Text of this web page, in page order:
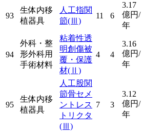
93
生体内移
植器具
人工指関
節(Ⅲ)
11 6
3.17
億円/
年
94
外科・整
形外科用
手術材料
粘着性透
明創傷被
覆・保護
材(Ⅱ)
4 4
3.16
億円/
年
95
生体内移
植器具
人工股関
節骨セメ
ントレス
トリクタ
(Ⅲ)
7 3
3.12
億円/
年